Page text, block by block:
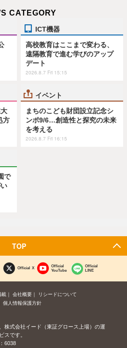
CATEGORY
ICT機器
高校教育はここまで変わる、
遠隔教育で進む学びのアップ
デート
2026.8.7 Fri 15:15
方
イベント
まちのこども財団設立記念シ
ンポ9/6…創造性と探究の未来
を考える
2026.8.7 Fri 16:15
で
TOP
Official X
Official
YouTube
Official
LINE
載 会社概要
リシードについて
個人情報保護方針
株式会社イード（東証グロース上場）の運
スです。
6038